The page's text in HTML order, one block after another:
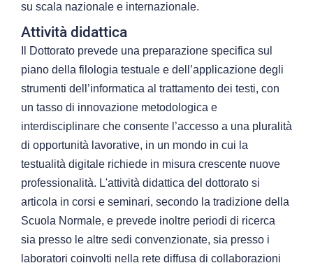
su scala nazionale e internazionale.
Attività didattica
Il Dottorato prevede una preparazione specifica sul
piano della filologia testuale e dell’applicazione degli
strumenti dell’informatica al trattamento dei testi, con
un tasso di innovazione metodologica e
interdisciplinare che consente l’accesso a una pluralità
di opportunità lavorative, in un mondo in cui la
testualità digitale richiede in misura crescente nuove
professionalità. L'attività didattica del dottorato si
articola in corsi e seminari, secondo la tradizione della
Scuola Normale, e prevede inoltre periodi di ricerca
sia presso le altre sedi convenzionate, sia presso i
laboratori coinvolti nella rete diffusa di collaborazioni